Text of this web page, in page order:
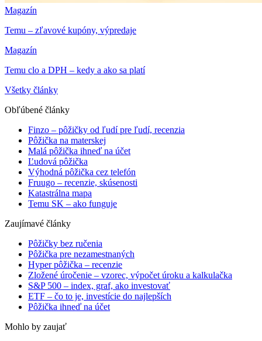
Magazín
Temu – zľavové kupóny, výpredaje
Magazín
Temu clo a DPH – kedy a ako sa platí
Všetky články
Obľúbené články
Finzo – pôžičky od ľudí pre ľudí, recenzia
Pôžička na materskej
Malá pôžička ihneď na účet
Ľudová pôžička
Výhodná pôžička cez telefón
Fruugo – recenzie, skúsenosti
Katastrálna mapa
Temu SK – ako funguje
Zaujímavé články
Pôžičky bez ručenia
Pôžička pre nezamestnaných
Hyper pôžička – recenzie
Zložené úročenie – vzorec, výpočet úroku a kalkulačka
S&P 500 – index, graf, ako investovať
ETF – čo to je, investície do najlepších
Pôžička ihneď na účet
Mohlo by zaujať